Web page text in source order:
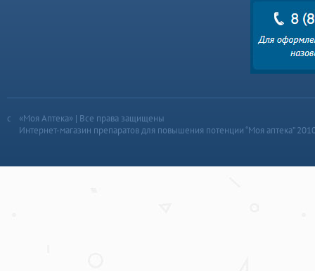
«Моя Аптека» | Все права защищены
Интернет-магазин препаратов для повышения потенции “Моя аптека”